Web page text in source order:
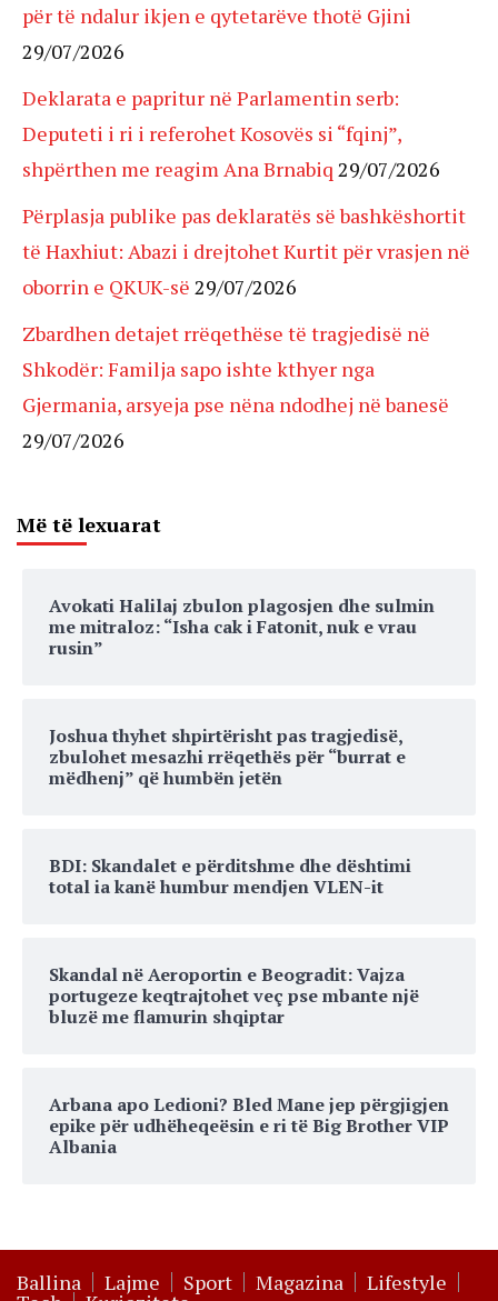
për të ndalur ikjen e qytetarëve thotë Gjini
29/07/2026
Deklarata e papritur në Parlamentin serb:
Deputeti i ri i referohet Kosovës si “fqinj”,
shpërthen me reagim Ana Brnabiq 29/07/2026
Përplasja publike pas deklaratës së bashkëshortit
të Haxhiut: Abazi i drejtohet Kurtit për vrasjen në
oborrin e QKUK-së 29/07/2026
Zbardhen detajet rrëqethëse të tragjedisë në
Shkodër: Familja sapo ishte kthyer nga
Gjermania, arsyeja pse nëna ndodhej në banesë
29/07/2026
Më të lexuarat
Avokati Halilaj zbulon plagosjen dhe sulmin
me mitraloz: “Isha cak i Fatonit, nuk e vrau
rusin”
Joshua thyhet shpirtërisht pas tragjedisë,
zbulohet mesazhi rrëqethës për “burrat e
mëdhenj” që humbën jetën
BDI: Skandalet e përditshme dhe dështimi
total ia kanë humbur mendjen VLEN-it
Skandal në Aeroportin e Beogradit: Vajza
portugeze keqtrajtohet veç pse mbante një
bluzë me flamurin shqiptar
Arbana apo Ledioni? Bled Mane jep përgjigjen
epike për udhëheqeësin e ri të Big Brother VIP
Albania
Ballina Lajme Sport Magazina Lifestyle